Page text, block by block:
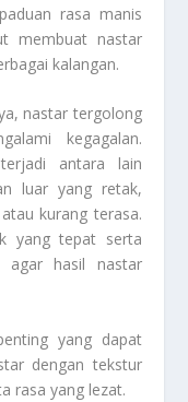
rasa manis
membuat nastar
kalangan.
nastar tergolong
kegagalan.
antara lain
luar yang retak,
kurang terasa.
yang tepat serta
agar hasil nastar
yang dapat
dengan tekstur
rasa yang lezat.